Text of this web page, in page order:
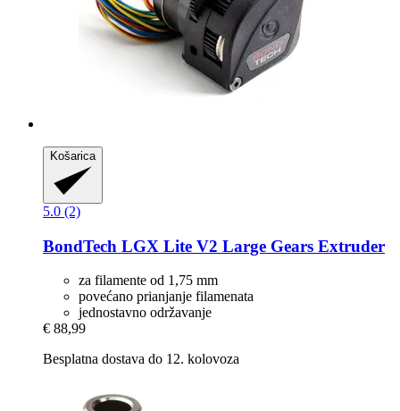
Košarica
5.0 (2)
BondTech LGX Lite V2 Large Gears Extruder
za filamente od 1,75 mm
povećano prianjanje filamenata
jednostavno održavanje
€ 88,99
Besplatna dostava do 12. kolovoza